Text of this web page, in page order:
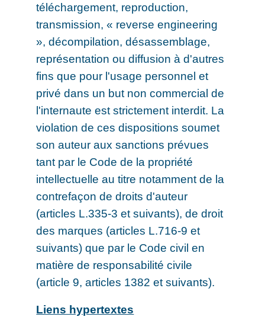
téléchargement, reproduction,
transmission, « reverse engineering
», décompilation, désassemblage,
représentation ou diffusion à d'autres
fins que pour l'usage personnel et
privé dans un but non commercial de
l'internaute est strictement interdit. La
violation de ces dispositions soumet
son auteur aux sanctions prévues
tant par le Code de la propriété
intellectuelle au titre notamment de la
contrefaçon de droits d'auteur
(articles L.335-3 et suivants), de droit
des marques (articles L.716-9 et
suivants) que par le Code civil en
matière de responsabilité civile
(article 9, articles 1382 et suivants).
Liens hypertextes